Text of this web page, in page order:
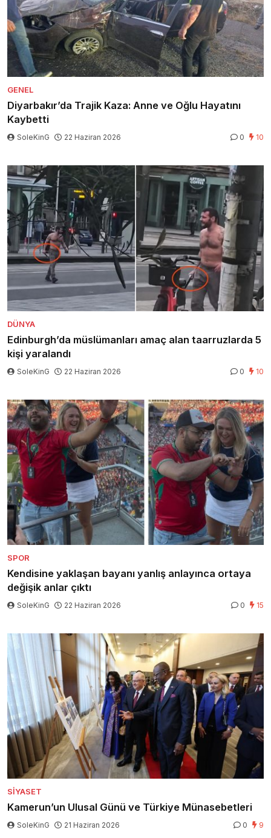
GENEL
Diyarbakır’da Trajik Kaza: Anne ve Oğlu Hayatını
Kaybetti
SoleKinG 22 Haziran 2026 0 10
DÜNYA
Edinburgh’da müslümanları amaç alan taarruzlarda 5
kişi yaralandı
SoleKinG 22 Haziran 2026 0 10
SPOR
Kendisine yaklaşan bayanı yanlış anlayınca ortaya
değişik anlar çıktı
SoleKinG 22 Haziran 2026 0 15
SIYASET
Kamerun’un Ulusal Günü ve Türkiye Münasebetleri
SoleKinG 21 Haziran 2026 0 9